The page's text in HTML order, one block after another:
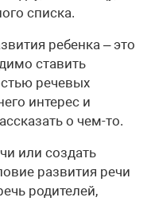
списка.
ребенка – это
ставить
речевых
интерес и
о чем-то.
или создать
развития речи
родителей,